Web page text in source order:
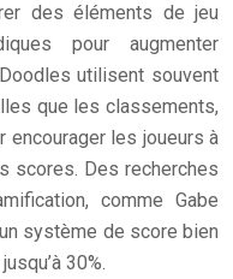
des éléments de jeu
pour augmenter
utilisent souvent
que les classements,
les joueurs à
scores. Des recherches
comme Gabe
système de score bien
30%.